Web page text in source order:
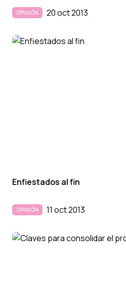
OPINIÓN 20 oct 2013
Enfiestados al fin
OPINIÓN 11 oct 2013